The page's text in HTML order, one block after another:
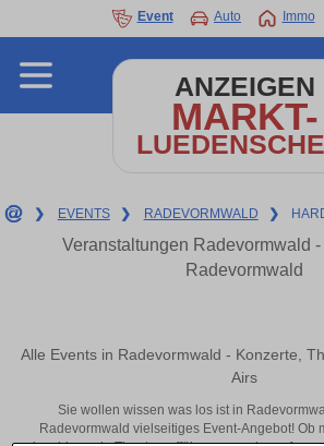
Event Auto Immo
ANZEIGEN
MARKT-
❯ EVENTS ❯ RADEVORMWALD ❯
Veranstaltungen Radevormwald
Radevormwald
Alle Events in Radevormwald - Konzerte,
Airs
Sie wollen wissen was los ist in
Radevormwald vielseitiges Event-Angebot! Ob